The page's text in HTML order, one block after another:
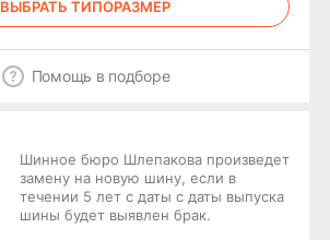
ВЫБРАТЬ ТИПОРАЗМЕР
Помощь в подборе
Шинное бюро Шлепакова произведет
замену на новую шину, если в
течении 5 лет с даты с даты выпуска
шины будет выявлен брак.